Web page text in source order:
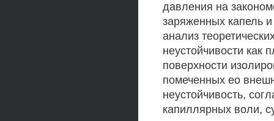
давления на
заряженных капель и
анализ
неустойчивости как
поверхности
помеченных ео
неустойчивость,
капиллярных воли,